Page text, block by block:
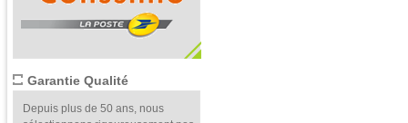
Garantie Qualité
Depuis plus de 50 ans, nous